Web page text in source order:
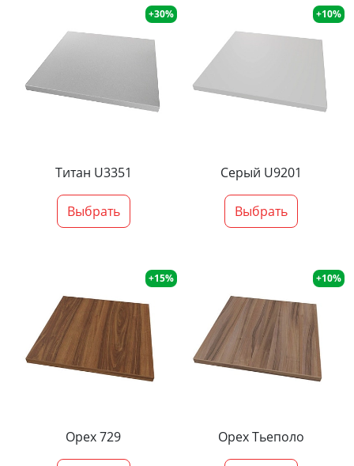
+30%
Титан U3351
Выбрать
+10%
Серый U9201
Выбрать
+15%
Орех 729
+10%
Орех Тьеполо